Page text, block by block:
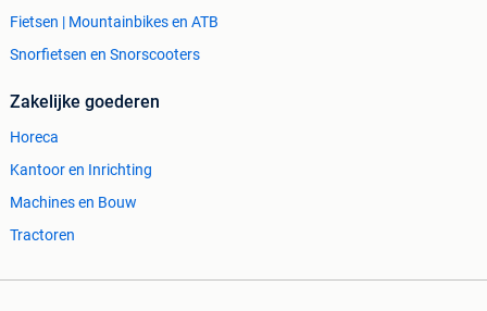
Fietsen | Mountainbikes en ATB
Snorfietsen en Snorscooters
Zakelijke goederen
Horeca
Kantoor en Inrichting
Machines en Bouw
Tractoren